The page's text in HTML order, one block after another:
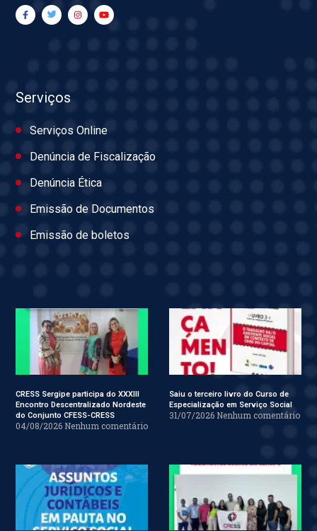
Serviços
Serviços Online
Denúncia de Fiscalização
Denúncia Ética
Emissão de Documentos
Emissão de boletos
CRESS Sergipe participa do XXXIII
Encontro Descentralizado Nordeste
do Conjunto CFESS-CRESS
04/08/2026 Nenhum comentário
Saiu o terceiro livro do Curso de
Especialização em Serviço Social
31/07/2026 Nenhum comentário